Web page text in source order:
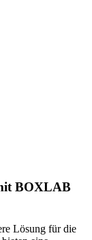
BOXLAB
Lösung für die